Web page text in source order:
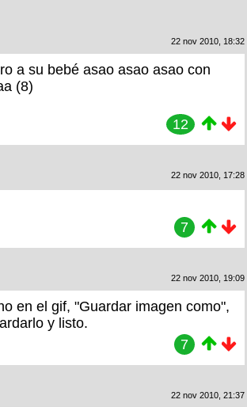
22 nov 2010, 18:32
a su bebé asao asao asao con
(8)
12
22 nov 2010, 17:28
7
22 nov 2010, 19:09
en el gif, "Guardar imagen como",
y listo.
7
22 nov 2010, 21:37